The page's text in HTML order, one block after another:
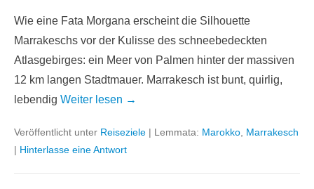
Wie eine Fata Morgana erscheint die Silhouette
Marrakeschs vor der Kulisse des schneebedeckten
Atlasgebirges: ein Meer von Palmen hinter der massiven
12 km langen Stadtmauer. Marrakesch ist bunt, quirlig,
lebendig Weiter lesen →
Veröffentlicht unter Reiseziele | Lemmata: Marokko Marrakesch
| Hinterlasse eine Antwort